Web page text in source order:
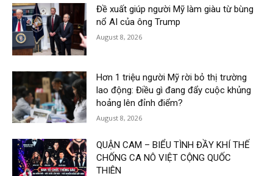
Đề xuất giúp người Mỹ làm giàu từ bùng
nổ AI của ông Trump
August 8, 2026
Hơn 1 triệu người Mỹ rời bỏ thị trường
lao động: Điều gì đang đẩy cuộc khủng
hoảng lên đỉnh điểm?
August 8, 2026
QUẬN CAM – BIỂU TÌNH ĐẦY KHÍ THẾ
CHỐNG CA NÔ VIỆT CỘNG QUỐC
THIÊN